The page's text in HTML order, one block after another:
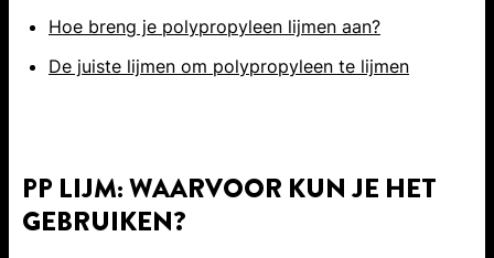
Hoe breng je polypropyleen lijmen aan?
De juiste lijmen om polypropyleen te lijmen
PP LIJM: WAARVOOR KUN JE HET
GEBRUIKEN?